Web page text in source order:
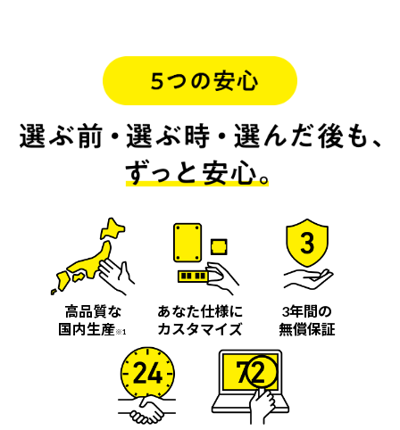
高品質な
国内生産※1
あなた仕様に
カスタマイズ
3年間の
無償保証